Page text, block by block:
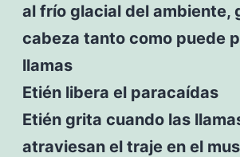
al frío glacial del ambiente,
cabeza tanto como puede
llamas
Etién libera el paracaídas
Etién grita cuando las
atraviesan el traje en el